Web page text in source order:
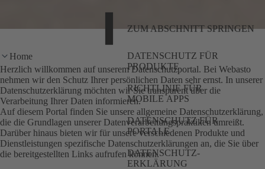
ZUM ABSCHNITT SPRINGEN
DATENSCHUTZ FÜR
PRODUKTE
RICHTLINIE FÜR
MOBILE APPS
DATENSCHUTZ FÜR
PORTALE
DATENSCHUTZ-
ERKLÄRUNG
Home
Herzlich willkommen auf unserem Datenschutzportal. Bei Webasto
nehmen wir den Schutz Ihrer persönlichen Daten sehr ernst. In unserer
Datenschutzerklärung möchten wir Sie transparent über die
Verarbeitung Ihrer Daten informieren.
Auf diesem Portal finden Sie unsere allgemeine Datenschutzerklärung,
die die Grundlagen unserer Datenverarbeitungspraktiken umreißt.
Darüber hinaus bieten wir für unsere verschiedenen Produkte und
Dienstleistungen spezifische Datenschutzerklärungen an, die Sie über
die bereitgestellten Links aufrufen können.